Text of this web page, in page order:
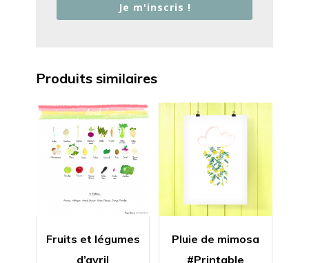
Je m'inscris !
Produits similaires
Fruits et légumes
d’avril
Pluie de mimosa
#Printable